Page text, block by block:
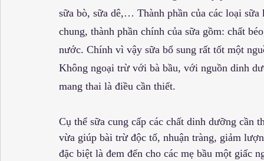
sữa bò, sữa dê,… Thành phần của các loại
chung, thành phần chính của sữa gồm: chất
nước. Chính vì vậy sữa bổ sung rất tốt một
Không ngoại trừ với bà bầu, với nguồn dinh
mang thai là điều cần thiết.
Cụ thể sữa cung cấp các chất dinh dưỡng
vừa giúp bài trừ độc tố, nhuận tràng, giảm
đặc biệt là đem đến cho các mẹ bầu một giấc